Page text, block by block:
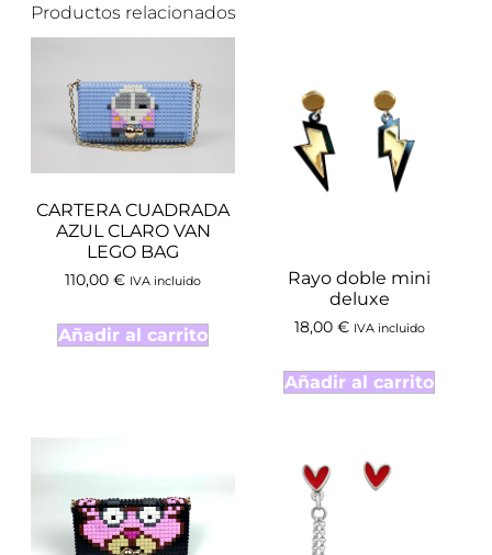
Productos relacionados
CARTERA CUADRADA
AZUL CLARO VAN
LEGO BAG
110,00 € IVA incluido
Añadir al carrito
Rayo doble mini
deluxe
18,00 € IVA incluido
Añadir al carrito